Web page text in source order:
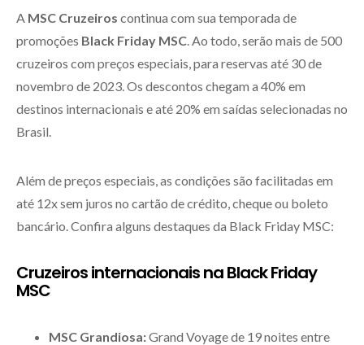
A MSC Cruzeiros continua com sua temporada de
promoções Black Friday MSC . Ao todo, serão mais de 500
cruzeiros com preços especiais, para reservas até 30 de
novembro de 2023. Os descontos chegam a 40% em
destinos internacionais e até 20% em saídas selecionadas no
Brasil.
Além de preços especiais, as condições são facilitadas em
até 12x sem juros no cartão de crédito, cheque ou boleto
bancário. Confira alguns destaques da Black Friday MSC:
Cruzeiros internacionais na Black Friday
MSC
MSC Grandiosa:Grand Voyage de 19 noites entre